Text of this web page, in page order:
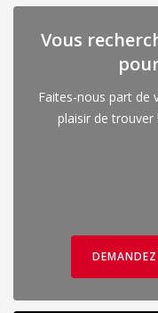
Vous
Faites-nous part
plaisir de